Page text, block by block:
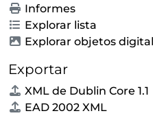
Informes
Explorar lista
Explorar objetos
Exportar
XML de Dublin Core 1.1
EAD 2002 XML